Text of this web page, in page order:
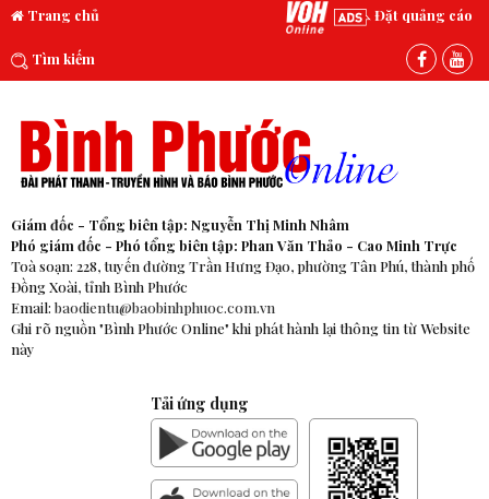
Trang chủ Đặt quảng cáo
Tìm kiếm
Giám đốc - Tổng biên tập: Nguyễn Thị Minh Nhâm
Phó giám đốc - Phó tổng biên tập: Phan Văn Thảo - Cao Minh Trực
Toà soạn: 228, tuyến đường Trần Hưng Đạo, phường Tân Phú, thành phố
Đồng Xoài, tỉnh Bình Phước
Email: baodientu@baobinhphuoc.com.vn
Ghi rõ nguồn "Bình Phước Online" khi phát hành lại thông tin từ Website
này
Tải ứng dụng